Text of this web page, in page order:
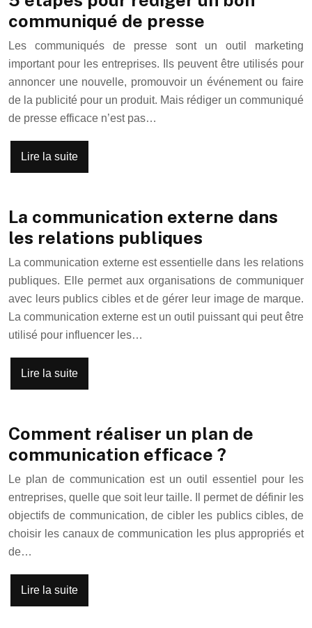
communiqué de presse
Les communiqués de presse sont un outil marketing
important pour les entreprises. Ils peuvent être utilisés pour
annoncer une nouvelle, promouvoir un événement ou faire
de la publicité pour un produit. Mais rédiger un communiqué
de presse efficace n’est pas…
Lire la suite
La communication externe dans
les relations publiques
La communication externe est essentielle dans les relations
publiques. Elle permet aux organisations de communiquer
avec leurs publics cibles et de gérer leur image de marque.
La communication externe est un outil puissant qui peut être
utilisé pour influencer les…
Lire la suite
Comment réaliser un plan de
communication efficace ?
Le plan de communication est un outil essentiel pour les
entreprises, quelle que soit leur taille. Il permet de définir les
objectifs de communication, de cibler les publics cibles, de
choisir les canaux de communication les plus appropriés et
de…
Lire la suite